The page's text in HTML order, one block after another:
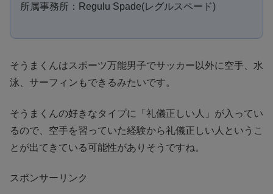
所属事務所：Regulu Spade(レグルスペード)
そうまくんはスポーツ万能男子でサッカー以外に空手、水
泳、サーフィンもできるみたいです。
そうまくんの好きなタイプに「礼儀正しい人」が入ってい
るので、空手を習っていた経験から礼儀正しい人というこ
とが出てきている可能性がありそうですね。
スポンサーリンク